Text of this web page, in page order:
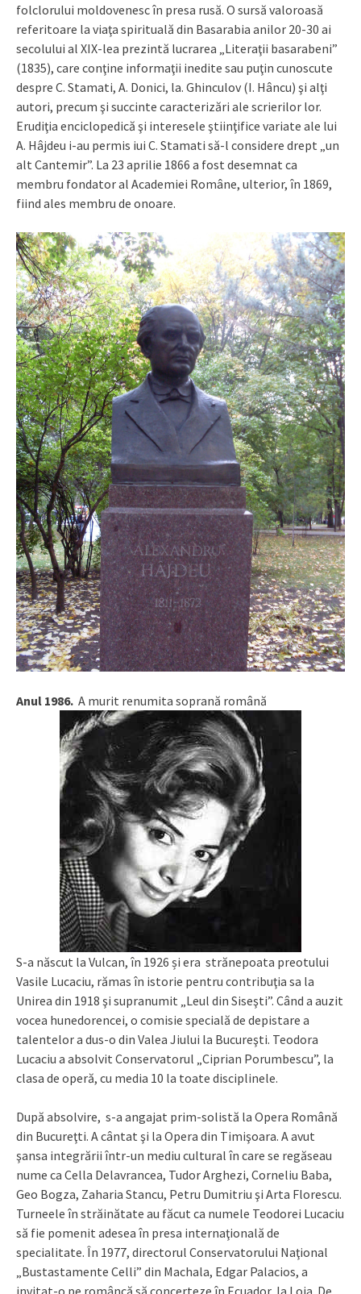
folclorului moldovenesc în presa rusă. O sursă valoroasă
referitoare la viaţa spirituală din Basarabia anilor 20-30 ai
secolului al XIX-lea prezintă lucrarea „Literaţii basarabeni”
(1835), care conţine informaţii inedite sau puţin cunoscute
despre C. Stamati, A. Donici, la. Ghinculov (I. Hâncu) şi alţi
autori, precum şi succinte caracterizări ale scrierilor lor.
Erudiţia enciclopedică şi interesele ştiinţifice variate ale lui
A. Hâjdeu i-au permis iui C. Stamati să-l considere drept „un
alt Cantemir”. La 23 aprilie 1866 a fost desemnat ca
membru fondator al Academiei Române, ulterior, în 1869,
fiind ales membru de onoare.
Anul 1986. A murit renumita soprană română
S-a născut la Vulcan, în 1926 și era strănepoata preotului
Vasile Lucaciu, rămas în istorie pentru contribuţia sa la
Unirea din 1918 şi supranumit „Leul din Siseşti”. Când a auzit
vocea hunedorencei, o comisie specială de depistare a
talentelor a dus-o din Valea Jiului la Bucureşti. Teodora
Lucaciu a absolvit Conservatorul „Ciprian Porumbescu”, la
clasa de operă, cu media 10 la toate disciplinele.
După absolvire, s-a angajat prim-solistă la Opera Română
din Bucureţti. A cântat şi la Opera din Timişoara. A avut
şansa integrării într-un mediu cultural în care se regăseau
nume ca Cella Delavrancea, Tudor Arghezi, Corneliu Baba,
Geo Bogza, Zaharia Stancu, Petru Dumitriu şi Arta Florescu.
Turneele în străinătate au făcut ca numele Teodorei Lucaciu
să fie pomenit adesea în presa internaţională de
specialitate. În 1977, directorul Conservatorului Naţional
„Bustastamente Celli” din Machala, Edgar Palacios, a
invitat-o pe româncă să concerteze în Ecuador, la Loja. De